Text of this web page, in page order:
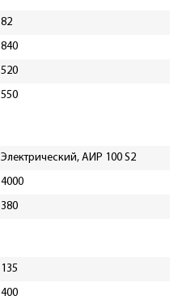
82
840
520
550
Электрический, АИР 100 S2
4000
380
135
400